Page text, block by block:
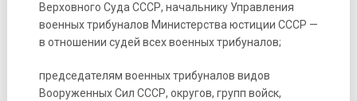
Верховного Суда СССР, начальнику Управления
военных трибуналов Министерства юстиции СССР —
в отношении судей всех военных трибуналов;
председателям военных трибуналов видов
Вооруженных Сил СССР, округов, групп войск,